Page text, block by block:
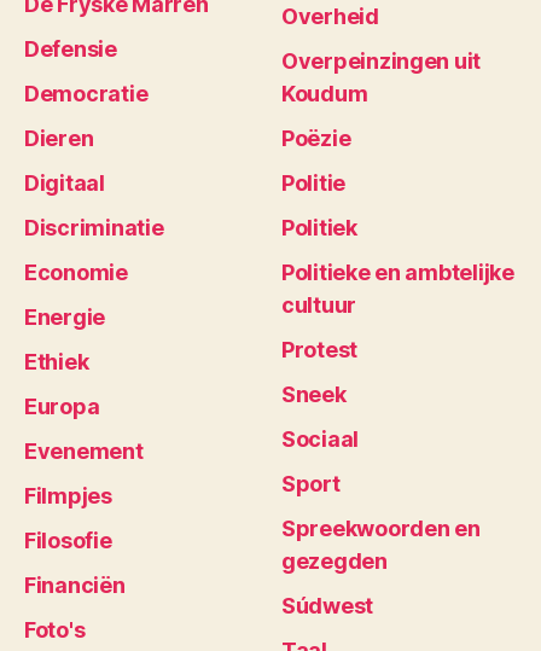
Defensie
Democratie
Dieren
Digitaal
Discriminatie
Economie
Energie
Ethiek
Europa
Evenement
Filmpjes
Filosofie
Financiën
Foto's
Overheid
Overpeinzingen uit
Koudum
Poëzie
Politie
Politiek
Politieke en ambtelijke
cultuur
Protest
Sneek
Sociaal
Sport
Spreekwoorden en
gezegden
Súdwest